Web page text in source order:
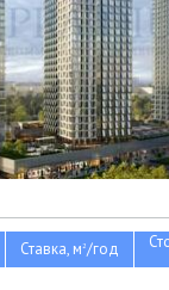
Ставка, м2/год